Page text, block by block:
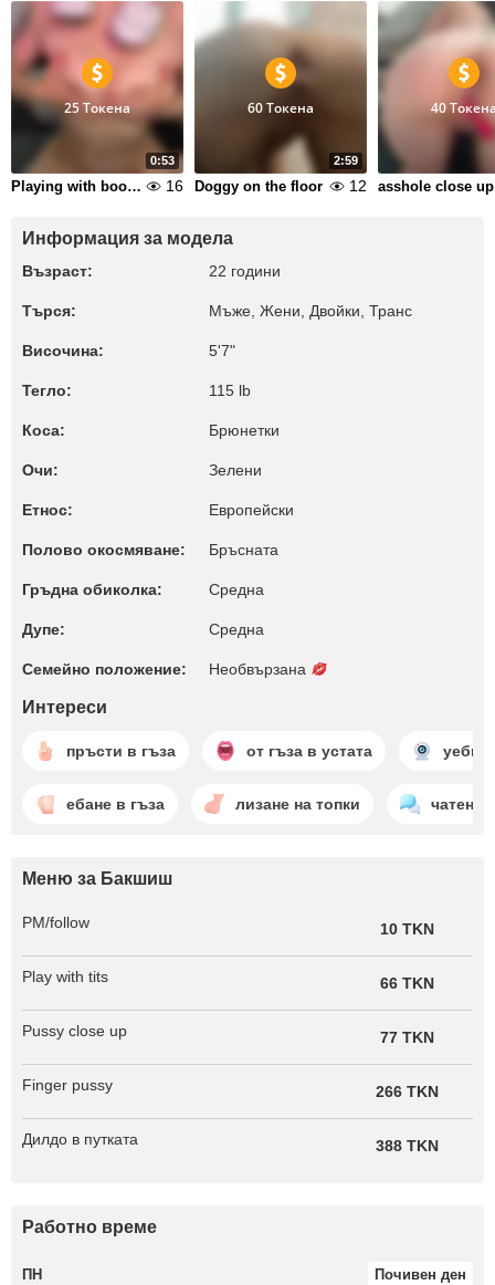
0:53
25 Токена
Playing with boobs 16
2:59
60 Токена
Doggy on the floor 12
40
asshole close up
Информация за модела
Възраст: 22 години
Търся: Мъже, Жени, Двойки, Транс
Височина: 5'7"
Тегло: 115 lb
Коса: Брюнетки
Очи: Зелени
Етнос: Европейски
Полово окосмяване: Бръсната
Гръдна обиколка: Среднa
Дупе: Среднa
Семейно положение: Необвързана
Интереси
пръсти в гъза от гъза в устата
ебане в гъза лизане на топки чатене
Меню за Бакшиш
PM/follow 10 TKN
Play with tits 66 TKN
Pussy close up 77 TKN
Finger pussy 266 TKN
Дилдо в путката 388 TKN
Работно време
ПН Почивен ден